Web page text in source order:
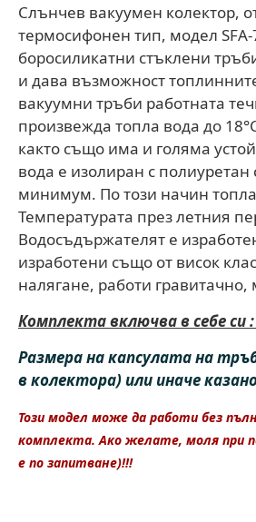
Слънчев вакуумен колектор,
термосифонен тип, модел
боросиликатни стъклени
и дава възможност
вакуумни тръби работната
произвежда топла вода до
както също има и голяма
вода е изолиран с
минимум. По този начин
Температурата през летния
Водосъдържателят е
изработени също от висок
налягане, работи
Комплекта включва в себе
Размера на капсулата на
в колектора) или иначе
Този модел може да работи без
комплекта. Ако желате, моля при
е по запитване)!!!